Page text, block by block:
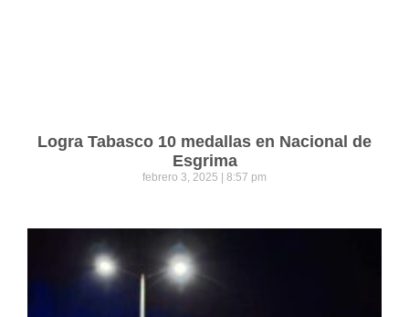
Logra Tabasco 10 medallas en Nacional de
Esgrima
febrero 3, 2025 8:57 pm